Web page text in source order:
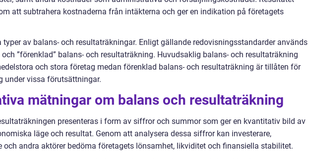
att subtrahera kostnaderna från intäkterna och ger en indikation på företagets
typer av balans- och resultaträkningar. Enligt gällande redovisningsstandarder används
och ”förenklad” balans- och resultaträkning. Huvudsaklig balans- och resultaträkning
och stora företag medan förenklad balans- och resultaträkning är tillåten för
under vissa förutsättningar.
mätningar om balans och resultaträkning
presenteras i form av siffror och summor som ger en kvantitativ bild av
läge och resultat. Genom att analysera dessa siffror kan investerare,
och andra aktörer bedöma företagets lönsamhet, likviditet och finansiella stabilitet.